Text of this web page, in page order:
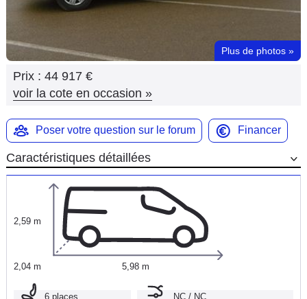
Forum
Moto
Marques
Plus de photos »
Prix : 44 917 €
voir la cote en occasion »
Poser votre question sur le forum Financer
Caractéristiques détaillées
2,59 m
2,04 m 5,98 m
6 places NC / NC